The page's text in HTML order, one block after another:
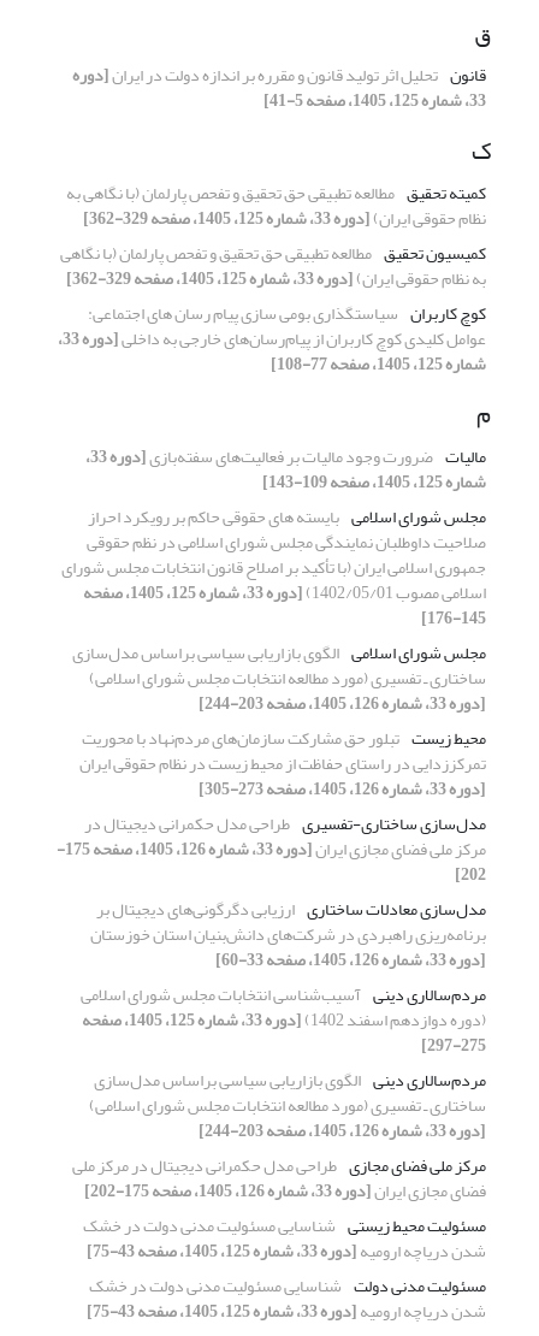
ق
قانون تحلیل اثر تولید قانون و مقرره بر اندازه دولت در ایران[دوره
33، شماره 125، 1405، صفحه 5-41]
ک
کمیته تحقیق مطالعه تطبیقی حق تحقیق و تفحص پارلمان (با نگاهی به
نظام حقوقی ایران)[دوره 33، شماره 125، 1405، صفحه 329-362]
کمیسیون تحقیق مطالعه تطبیقی حق تحقیق و تفحص پارلمان (با نگاهی
به نظام حقوقی ایران)[دوره 33، شماره 125، 1405، صفحه 329-362]
کوچ کاربران سیاستگذاری بومی سازی پیام رسان های اجتماعی:
عوامل کلیدی کوچ کاربران از پیام‌رسان‌های خارجی به داخلی [دوره 33،
شماره 125، 1405، صفحه 77-108]
م
مالیات ضرورت وجود مالیات بر فعالیت‌های سفته‌بازی [دوره 33،
شماره 125، 1405، صفحه 109-143]
مجلس شورای اسلامی بایسته­ های حقوقی حاکم بر رویکرد احراز
صلاحیت داوطلبان نمایندگی مجلس شورای اسلامی در نظم حقوقی
جمهوری اسلامی ایران (با تأکید بر اصلاح قانون انتخابات مجلس شورای
اسلامی مصوب 1402/05/01) [دوره 33، شماره 125، 1405، صفحه
145-176]
مجلس شورای اسلامی الگوی بازاریابی سیاسی براساس مدل‌سازی
ساختاری ـ تفسیری (مورد مطالعه انتخابات مجلس شورای اسلامی)
[دوره 33، شماره 126، 1405، صفحه 203-244]
محیط‌ زیست تبلور حق مشارکت سازمان‌های مردم‌نهاد با محوریت
تمرکززدایی در راستای حفاظت از محیط زیست در نظام حقوقی ایران
[دوره 33، شماره 126، 1405، صفحه 273-305]
مدل‌سازی ساختاری-تفسیری طراحی مدل حکمرانی دیجیتال در
مرکز ملی فضای مجازی ایران [دوره 33، شماره 126، 1405، صفحه 175-
202]
مدل‌سازی معادلات ساختاری ارزیابی دگرگونی‌های دیجیتال بر
برنامه‌ریزی راهبردی در شرکت‌های دانش‌بنیان استان خوزستان
[دوره 33، شماره 126، 1405، صفحه 33-60]
مردم‌سالاری دینی آسیب‌شناسی انتخابات مجلس شورای اسلامی
(دوره دوازدهم اسفند 1402) [دوره 33، شماره 125، 1405، صفحه
275-297]
مردم‌سالاری دینی الگوی بازاریابی سیاسی براساس مدل‌سازی
ساختاری ـ تفسیری (مورد مطالعه انتخابات مجلس شورای اسلامی)
[دوره 33، شماره 126، 1405، صفحه 203-244]
مرکز ملی فضای مجازی طراحی مدل حکمرانی دیجیتال در مرکز ملی
فضای مجازی ایران[دوره 33، شماره 126، 1405، صفحه 175-202]
مسئولیت محیط زیستی شناسایی مسئولیت مدنی دولت در خشک
شدن دریاچه ارومیه[دوره 33، شماره 125، 1405، صفحه 43-75]
مسئولیت مدنی دولت شناسایی مسئولیت مدنی دولت در خشک
شدن دریاچه ارومیه[دوره 33، شماره 125، 1405، صفحه 43-75]